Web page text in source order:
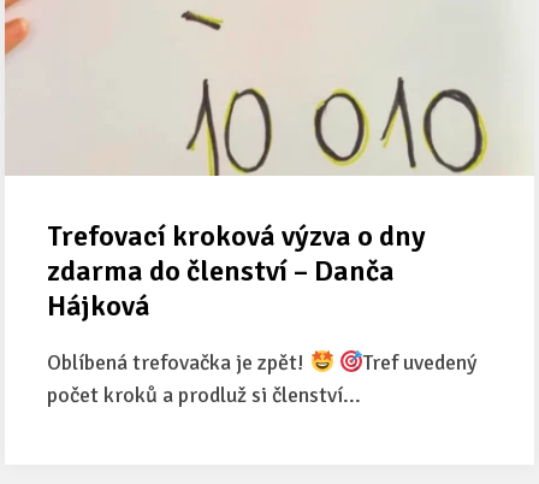
Trefovací kroková výzva o dny
zdarma do členství – Danča
Hájková
Oblíbená trefovačka je zpět!
Tref uvedený
počet kroků a prodluž si členství...